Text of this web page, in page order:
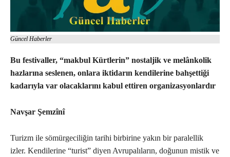
Güncel Haberler
Bu festivaller, “makbul Kürtlerin” nostaljik ve melânkolik
hazlarına seslenen, onlara iktidarın kendilerine bahşettiği
kadarıyla var olacaklarını kabul ettiren organizasyonlardır
Navşar Şemzînî
Turizm ile sömürgeciliğin tarihi birbirine yakın bir paralellik
izler. Kendilerine “turist” diyen Avrupalıların, doğunun mistik ve